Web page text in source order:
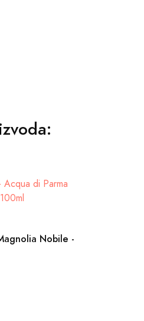
Nobile -